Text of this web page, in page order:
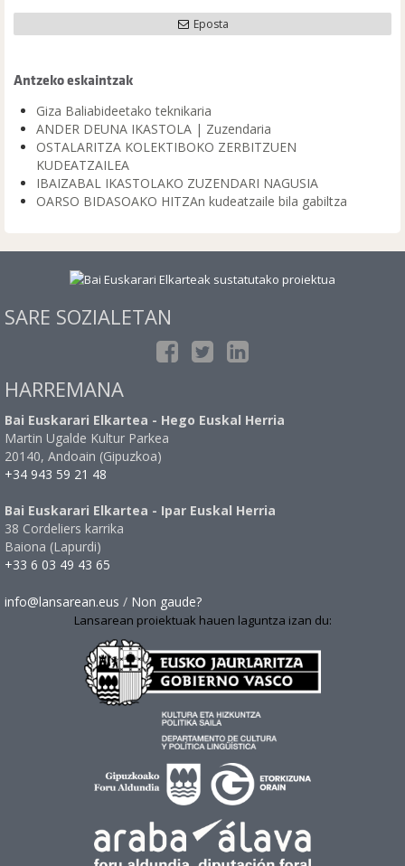
Eposta
Antzeko eskaintzak
Giza Baliabideetako teknikaria
ANDER DEUNA IKASTOLA | Zuzendaria
OSTALARITZA KOLEKTIBOKO ZERBITZUEN
KUDEATZAILEA
IBAIZABAL IKASTOLAKO ZUZENDARI NAGUSIA
OARSO BIDASOAKO HITZAn kudeatzaile bila gabiltza
SARE SOZIALETAN
HARREMANA
Bai Euskarari Elkartea - Hego Euskal Herria
Martin Ugalde Kultur Parkea
20140, Andoain (Gipuzkoa)
+34 943 59 21 48
Bai Euskarari Elkartea - Ipar Euskal Herria
38 Cordeliers karrika
Baiona (Lapurdi)
+33 6 03 49 43 65
info@lansarean.eus / Non gaude?
Lansarean proiektuak hauen laguntza izan du: